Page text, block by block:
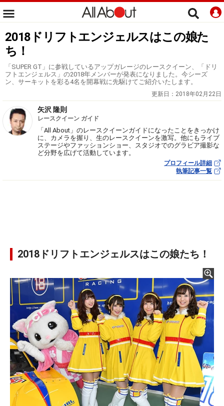
2018ドリフトエンジェルスはこの娘た
ち！
「SUPER GT」に参戦しているアップガレージのレースクイーン、「ドリ
フトエンジェルス」の2018年メンバーが発表になりました。今シーズ
ン、サーキットを彩る4名を開幕戦に先駆けてご紹介いたします。
更新日： 2018年02月22日
矢沢 隆則
レースクイーン ガイド
「All About」のレースクイーンガイドになったことをきっかけ
に、カメラを握り、生のレースクイーンを激写。他にもライブ
ステージやファッションショー、スタジオでのグラビア撮影な
ど分野を広げて活動しています。
プロフィール詳細
執筆記事一覧
2018ドリフトエンジェルスはこの娘たち！